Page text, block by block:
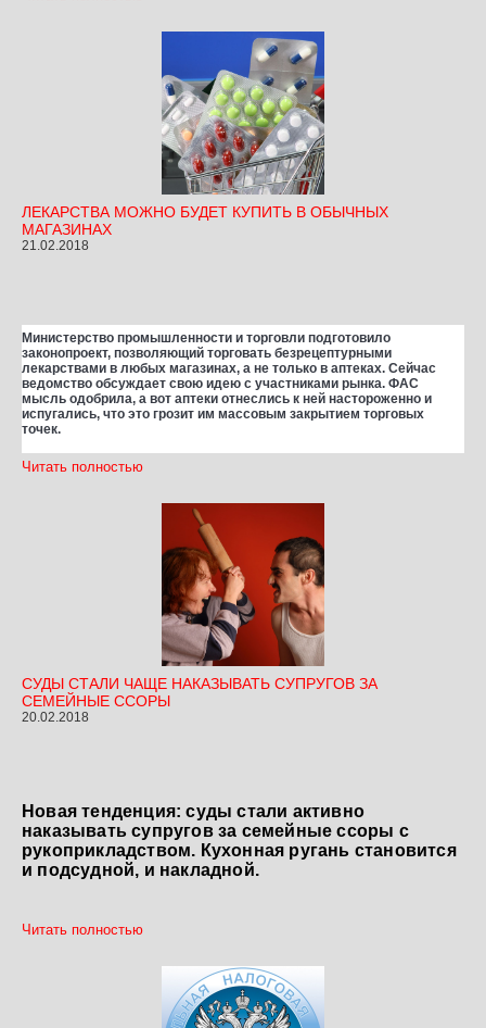
ЛЕКАРСТВА МОЖНО БУДЕТ КУПИТЬ В ОБЫЧНЫХ
МАГАЗИНАХ
21.02.2018
Министерство промышленности и торговли подготовило
законопроект, позволяющий торговать безрецептурными
лекарствами в любых магазинах, а не только в аптеках. Сейчас
ведомство обсуждает свою идею с участниками рынка. ФАС
мысль одобрила, а вот аптеки отнеслись к ней настороженно и
испугались, что это грозит им массовым закрытием торговых
точек.
Читать полностью
СУДЫ СТАЛИ ЧАЩЕ НАКАЗЫВАТЬ СУПРУГОВ ЗА
СЕМЕЙНЫЕ ССОРЫ
20.02.2018
Новая тенденция: суды стали активно
наказывать супругов за семейные ссоры с
рукоприкладством. Кухонная ругань становится
и подсудной, и накладной.
Читать полностью